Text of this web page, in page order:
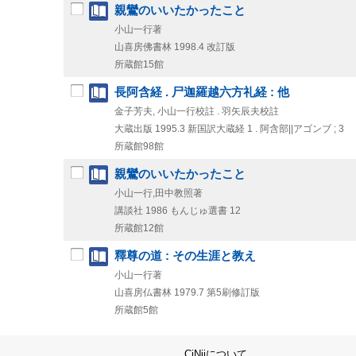
親鸞のいいたかったこと
小山一行著
山喜房佛書林 1998.4 改訂版
所蔵館15館
長阿含経 . 尸迦羅越六方礼経 : 他
金子芳夫, 小山一行校註 . 羽矢辰夫校註
大蔵出版 1995.3 新国訳大蔵経 1 . 阿含部||アゴンブ ; 3
所蔵館98館
親鸞のいいたかったこと
小山一行,田中教照著
講談社 1986 もんじゅ選書 12
所蔵館12館
釋尊の道 : その生涯と教え
小山一行著
山喜房仏書林 1979.7 第5刷修訂版
所蔵館5館